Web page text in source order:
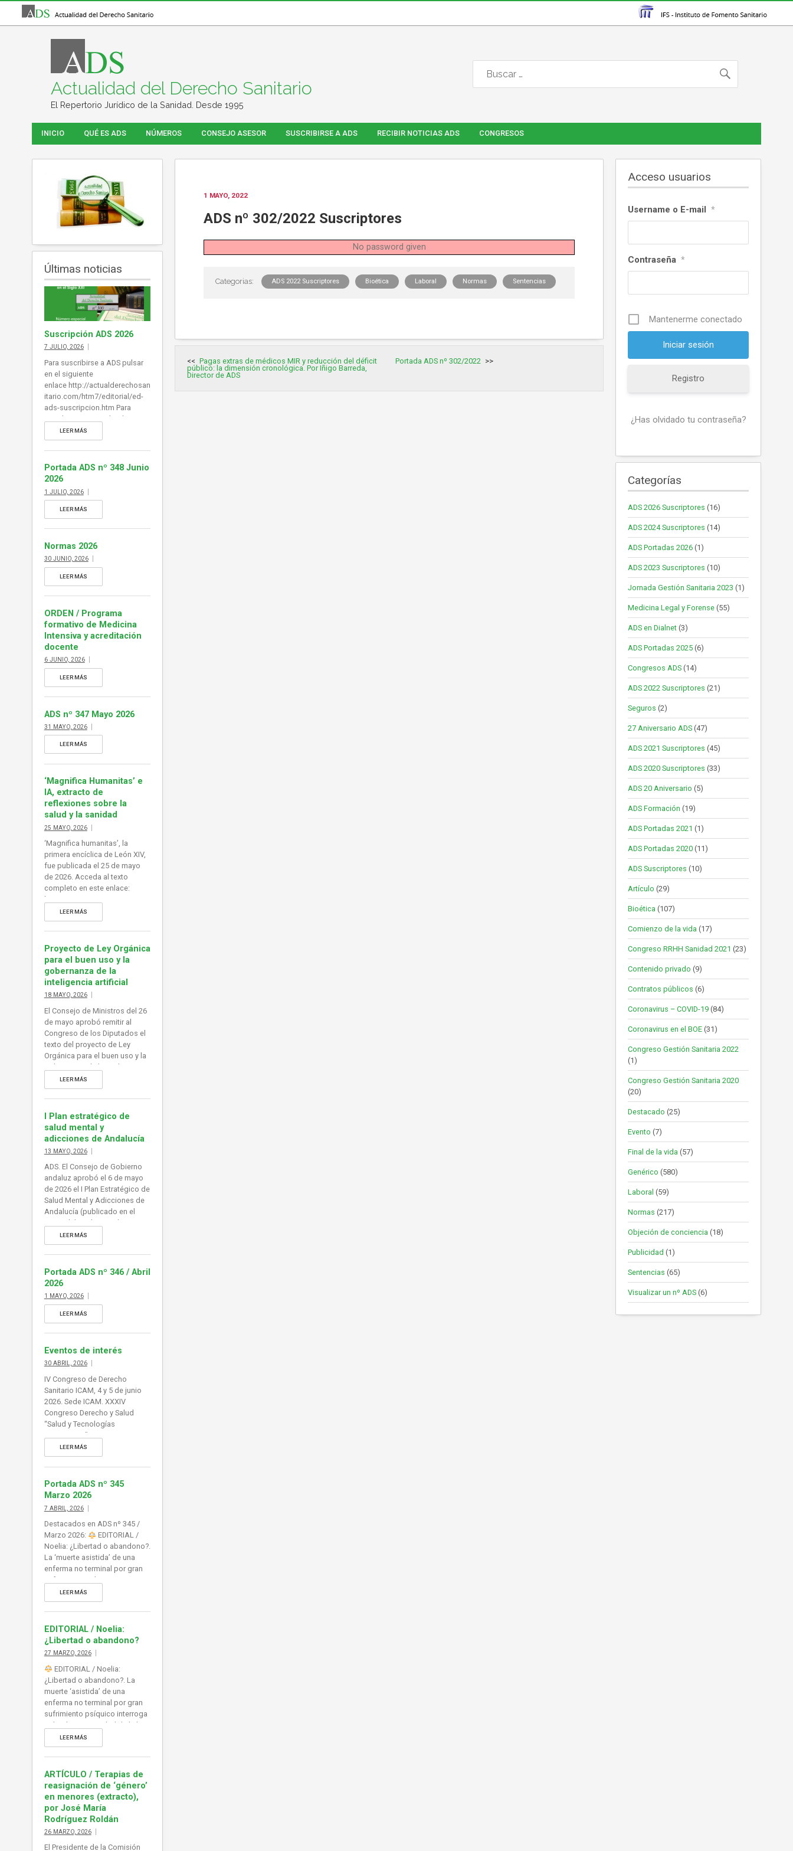
Actualidad del Derecho Sanitario
El Repertorio Jurídico de la Sanidad. Desde 1995
INICIO QUÉ ES ADS NÚMEROS CONSEJO ASESOR SUSCRIBIRSE A ADS RECIBIR NOTICIAS ADS CONGRESOS
Últimas noticias
Suscripción ADS 2026
7 JULIO, 2026
Para suscribirse a ADS pulsar
en el siguiente
enlace http://actualderechosan
itario.com/htm7/editorial/ed-
ads-suscripcion.htm Para
visualizar un ejemplar de ADS
(si desea desplegar índice de
contenidos al margen del E-
Book puede habilitarlo en
Explorer y en Chrome en la
barra de herramientas superior.
cada noticia desde la portada
pulsando en el titular): pulse en
este enlace para visualizar un
ejemplar de ADS […]
LEER MÁS
Portada ADS nº 348 Junio
2026
1 JULIO, 2026
LEER MÁS
Normas 2026
30 JUNIO, 2026
LEER MÁS
ORDEN / Programa
formativo de Medicina
Intensiva y acreditación
docente
6 JUNIO, 2026
LEER MÁS
ADS nº 347 Mayo 2026
31 MAYO, 2026
LEER MÁS
‘Magnifica Humanitas’ e
IA, extracto de
reflexiones sobre la
salud y la sanidad
25 MAYO, 2026
‘Magnifica humanitas’, la
primera encíclica de León XIV,
fue publicada el 25 de mayo
de 2026. Acceda al texto
completo en este enlace:
https://www.vatican.va/content
/leo-
xiv/es/encyclicals/documents/
20260515-magnifica-
humanitas.html
LEER MÁS
Proyecto de Ley Orgánica
para el buen uso y la
gobernanza de la
inteligencia artificial
18 MAYO, 2026
El Consejo de Ministros del 26
de mayo aprobó remitir al
Congreso de los Diputados el
texto del proyecto de Ley
Orgánica para el buen uso y la
gobernanza de la inteligencia
artificial, norma que adaptaría
al ordenamiento jurídico
español el Reglamento
europeo de Inteligencia
Artificial (RIA), en vigor desde
agosto de 2024. De esta forma
LEER MÁS
I Plan estratégico de
salud mental y
adicciones de Andalucía
13 MAYO, 2026
ADS. El Consejo de Gobierno
andaluz aprobó el 6 de mayo
de 2026 el I Plan Estratégico de
Salud Mental y Adicciones de
Andalucía (publicado en el
BOJA del 13 de mayo).
Constituye el principal
instrumento para coordinar,
ejecutar y evaluar las
actuaciones de promoción,
prevención y atención integral
adicciones a sustancias y
comportamientos. Información
ampliada […]
LEER MÁS
Portada ADS nº 346 / Abril
2026
1 MAYO, 2026
LEER MÁS
Eventos de interés
30 ABRIL, 2026
IV Congreso de Derecho
Sanitario ICAM, 4 y 5 de junio
2026. Sede ICAM. XXXIV
Congreso Derecho y Salud
“Salud y Tecnologías
Emergentes”, 27-29.05.26,
Santander. Asociación Juristas
de la Salud. Foro de Derecho
Sanitario del Hospital
Universitario La Paz. ‘Actuación
forense y hospitalaria.
Madrid, 28 de mayo de 2026.
ICAM. Sección Derecho
Farmacéutico. ‘Productos
Sanitarios: Regulación,
Novedades […]
LEER MÁS
Portada ADS nº 345
Marzo 2026
7 ABRIL, 2026
Destacados en ADS nº 345 /
Marzo 2026:
EDITORIAL /
Noelia: ¿Libertad o abandono?.
La ‘muerte asistida’ de una
enferma no terminal por gran
sufrimiento psíquico interroga
sobre la oportunidad de la ley
de eutanasia y su aplicación,
abierta, a vulnerables y
personas con capacidad de
decisión muy limitada por su
propia patología (psíquica,
física). Mientras tanto, la
atención […]
LEER MÁS
EDITORIAL / Noelia:
¿Libertad o abandono?
27 MARZO, 2026
EDITORIAL / Noelia:
¿Libertad o abandono?. La
muerte ‘asistida’ de una
enferma no terminal por gran
sufrimiento psíquico interroga
sobre la oportunidad de la ley
de eutanasia y su aplicación,
abierta, a vulnerables y
personas con capacidad de
decisión muy limitada por su
propia patología (psíquica,
física). Mientras tanto, la
atención paliativa sigue sin
recursos, y sin visos de […]
LEER MÁS
ARTÍCULO / Terapias de
reasignación de ‘género’
en menores (extracto),
por José María
Rodríguez Roldán
26 MARZO, 2026
El Presidente de la Comisión
1 MAYO, 2022
ADS nº 302/2022 Suscriptores
No password given
ADS 2022 Suscriptores Bioética Laboral Normas Sentencias
de
entradas
Pagas extras de médicos MIR y reducción del déficit
público: la dimensión cronológica. Por Iñigo Barreda,
Director de ADS
Portada ADS nº 302/2022
Acceso usuarios
Username o E-mail *
Contraseña *
Mantenerme conectado
Registro
¿Has olvidado tu contraseña?
Categorías
ADS 2026 Suscriptores (16)
ADS 2024 Suscriptores (14)
ADS Portadas 2026(1)
ADS 2023 Suscriptores (10)
Jornada Gestión Sanitaria 2023 (1)
Medicina Legal y Forense(55)
ADS en Dialnet(3)
ADS Portadas 2025(6)
Congresos ADS(14)
ADS 2022 Suscriptores (21)
Seguros (2)
27 Aniversario ADS(47)
ADS 2021 Suscriptores (45)
ADS 2020 Suscriptores (33)
ADS 20 Aniversario (5)
ADS Formación (19)
ADS Portadas 2021 (1)
ADS Portadas 2020(11)
ADS Suscriptores (10)
Artículo (29)
Bioética (107)
Comienzo de la vida (17)
Congreso RRHH Sanidad 2021 (23)
Contenido privado (9)
Contratos públicos (6)
Coronavirus – COVID-19(84)
Coronavirus en el BOE(31)
Congreso Gestión Sanitaria 2022
(1)
Congreso Gestión Sanitaria 2020
(20)
Destacado (25)
Evento (7)
Final de la vida (57)
Genérico (580)
Laboral (59)
Normas (217)
Objeción de conciencia (18)
Publicidad (1)
Sentencias (65)
Visualizar un nº ADS(6)